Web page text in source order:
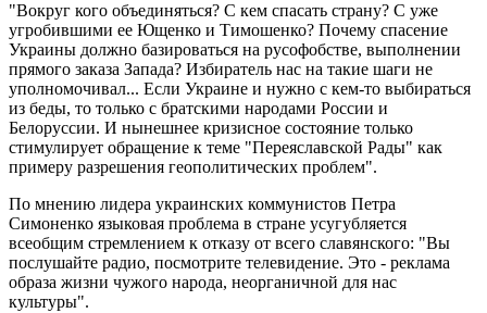
"Вокруг кого объединяться? С кем спасать страну? С уже
угробившими ее Ющенко и Тимошенко? Почему спасение
Украины должно базироваться на русофобстве, выполнении
прямого заказа Запада? Избиратель нас на такие шаги не
уполномочивал... Если Украине и нужно с кем-то выбираться
из беды, то только с братскими народами России и
Белоруссии. И нынешнее кризисное состояние только
стимулирует обращение к теме "Переяславской Рады" как
примеру разрешения геополитических проблем".
По мнению лидера украинских коммунистов Петра
Симоненко языковая проблема в стране усугубляется
всеобщим стремлением к отказу от всего славянского: "Вы
послушайте радио, посмотрите телевидение. Это - реклама
образа жизни чужого народа, неорганичной для нас
культуры".